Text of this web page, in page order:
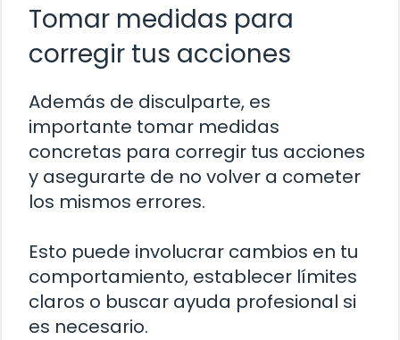
Tomar medidas para
corregir tus acciones
Además de disculparte, es
importante tomar medidas
concretas para corregir tus acciones
y asegurarte de no volver a cometer
los mismos errores.
Esto puede involucrar cambios en tu
comportamiento, establecer límites
claros o buscar ayuda profesional si
es necesario.